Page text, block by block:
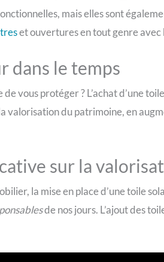
mais elles sont
et ouvertures en tout genre
dans le temps
vous protéger ? L’achat d’une
valorisation du patrimoine, en
sur la
la mise en place d’une toile
de nos jours. L’ajout des